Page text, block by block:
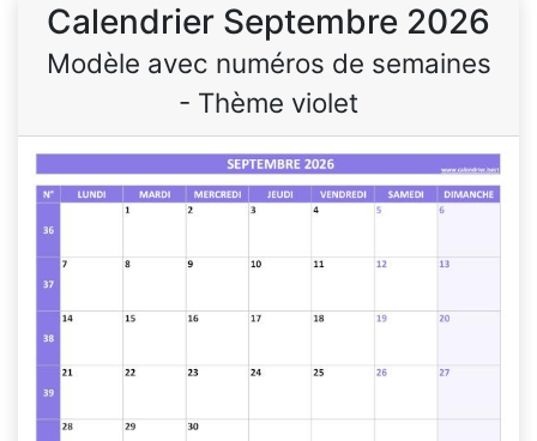
Calendrier Septembre 2026
Modèle avec numéros de semaines
- Thème violet